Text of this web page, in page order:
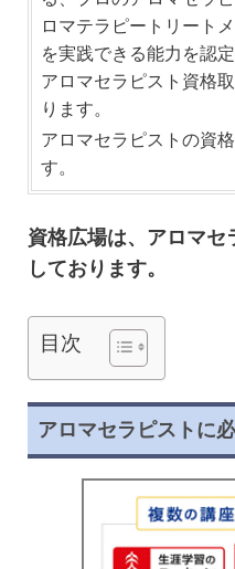
ロマテラピートリート
を実践できる能力を認
アロマセラピスト資格
ります。
アロマセラピストの資
す。
資格広場は、アロマ
しております。
目次
アロマセラピストに